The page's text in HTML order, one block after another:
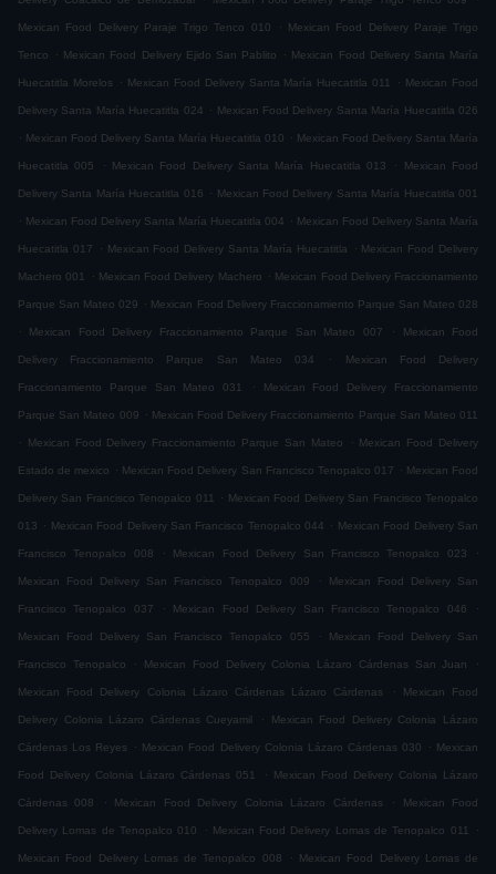
Mexican Food Delivery Paraje Trigo Tenco 010 . Mexican Food Delivery Paraje Trigo
Tenco . Mexican Food Delivery Ejido San Pablito . Mexican Food Delivery Santa María
Huecatitla Morelos . Mexican Food Delivery Santa María Huecatitla 011 . Mexican Food
Delivery Santa María Huecatitla 024 . Mexican Food Delivery Santa María Huecatitla 026
. Mexican Food Delivery Santa María Huecatitla 010 . Mexican Food Delivery Santa María
Huecatitla 005 . Mexican Food Delivery Santa María Huecatitla 013 . Mexican Food
Delivery Santa María Huecatitla 016 . Mexican Food Delivery Santa María Huecatitla 001
. Mexican Food Delivery Santa María Huecatitla 004 . Mexican Food Delivery Santa María
Huecatitla 017 . Mexican Food Delivery Santa María Huecatitla . Mexican Food Delivery
Machero 001 . Mexican Food Delivery Machero . Mexican Food Delivery Fraccionamiento
Parque San Mateo 029 . Mexican Food Delivery Fraccionamiento Parque San Mateo 028
.
Mexican Food Delivery Fraccionamiento Parque San Mateo 007 . Mexican Food
Delivery Fraccionamiento Parque San Mateo 034 . Mexican Food Delivery
Fraccionamiento Parque San Mateo 031 . Mexican Food Delivery Fraccionamiento
Parque San Mateo 009 . Mexican Food Delivery Fraccionamiento Parque San Mateo 011
.
Mexican Food Delivery Fraccionamiento Parque San Mateo . Mexican Food Delivery
Estado de mexico . Mexican Food Delivery San Francisco Tenopalco 017 . Mexican Food
Delivery San Francisco Tenopalco 011 . Mexican Food Delivery San Francisco Tenopalco
013 . Mexican Food Delivery San Francisco Tenopalco 044 . Mexican Food Delivery San
Francisco Tenopalco 008 . Mexican Food Delivery San Francisco Tenopalco 023 .
Mexican Food Delivery San Francisco Tenopalco 009 . Mexican Food Delivery San
Francisco Tenopalco 037 . Mexican Food Delivery San Francisco Tenopalco 046 .
Mexican Food Delivery San Francisco Tenopalco 055 . Mexican Food Delivery San
Francisco Tenopalco . Mexican Food Delivery Colonia Lázaro Cárdenas San Juan .
Mexican Food Delivery Colonia Lázaro Cárdenas Lázaro Cárdenas . Mexican Food
Delivery Colonia Lázaro Cárdenas Cueyamil . Mexican Food Delivery Colonia Lázaro
Cárdenas Los Reyes . Mexican Food Delivery Colonia Lázaro Cárdenas 030 . Mexican
Food Delivery Colonia Lázaro Cárdenas 051 . Mexican Food Delivery Colonia Lázaro
Cárdenas 008 . Mexican Food Delivery Colonia Lázaro Cárdenas . Mexican Food
Delivery Lomas de Tenopalco 010 . Mexican Food Delivery Lomas de Tenopalco 011 .
Mexican Food Delivery Lomas de Tenopalco 008 . Mexican Food Delivery Lomas de